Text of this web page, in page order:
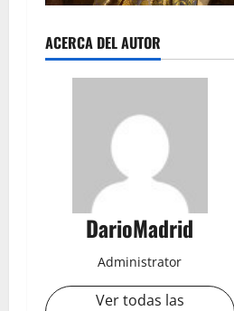
ACERCA DEL AUTOR
DarioMadrid
Administrator
Ver todas las